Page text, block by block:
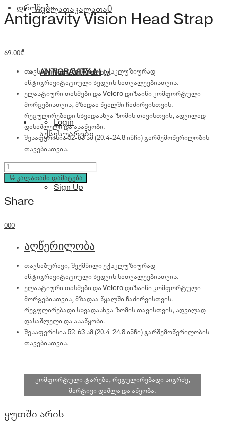
კალათაკალათა0
Your cart is empty.
Login
Sign Up
დრონები
ANTIGRAVITY A1
აქსესუარები
Antigravity Vision Head Strap
69.00₾
თავსაბურავი, შექმნილი ექსკლუზიურად
ანტიგრავიტაციული ხედვის სათვალეებისთვის.
ელასტიური თასმები და Velcro დიზაინი კომფორტული
მორგებისთვის, მზადაა წყალში ჩაძირვისთვის.
რეგულირებადი სხვადასხვა ზომის თავისთვის, ადვილად
დასაშლელი და ასაწყობი.
შესაფერისია 52-63 სმ (20.4-24.8 ინჩი) გარშემოწერილობის
თავებისთვის.
Antigravity
Vision
Strap
კალათაში დამატება
Share
000
აღწერილობა
თავსაბურავი, შექმნილი ექსკლუზიურად
ანტიგრავიტაციული ხედვის სათვალეებისთვის.
ელასტიური თასმები და Velcro დიზაინი კომფორტული
მორგებისთვის, მზადაა წყალში ჩაძირვისთვის.
რეგულირებადი სხვადასხვა ზომის თავისთვის, ადვილად
დასაშლელი და ასაწყობი.
შესაფერისია 52-63 სმ (20.4-24.8 ინჩი) გარშემოწერილობის
თავებისთვის.
კომფორტული ტარება, რეგულირებადი სიგრძე,
მარტივი დაშლა და აწყობა.
ყუთში არის